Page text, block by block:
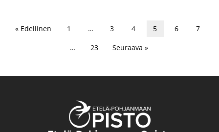
« Edellinen 1 … 3 4 5 6 7
… 23 Seuraava »